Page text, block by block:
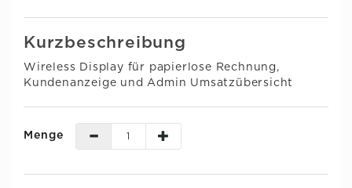
Kurzbeschreibung
Wireless Display für papierlose Rechnung,
Kundenanzeige und Admin Umsatzübersicht
Menge